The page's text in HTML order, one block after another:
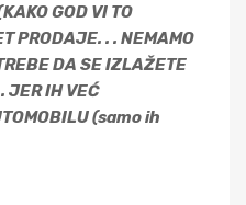
GOD VI TO
PRODAJE. . . NEMAMO
DA SE IZLAŽETE
JER IH VEĆ
(samo ih